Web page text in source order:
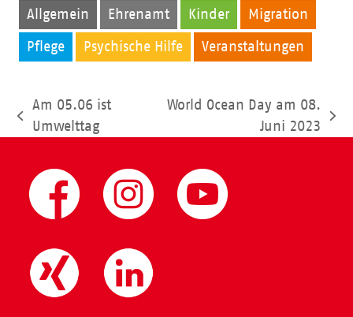
Allgemein Ehrenamt Kinder Migration
Pflege Psychische Hilfe Veranstaltungen
vorheriger
Am 05.06 ist
Umwelttag
World Ocean Day am 08.
Juni 2023